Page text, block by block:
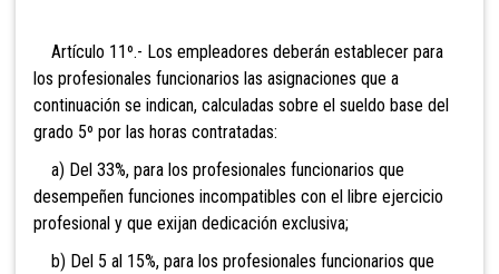
Artículo 11º.- Los empleadores deberán establecer para
los profesionales funcionarios las asignaciones que a
continuación se indican, calculadas sobre el sueldo base del
grado 5º por las horas contratadas:
a) Del 33%, para los profesionales funcionarios que
desempeñen funciones incompatibles con el libre ejercicio
profesional y que exijan dedicación exclusiva;
b) Del 5 al 15%, para los profesionales funcionarios que